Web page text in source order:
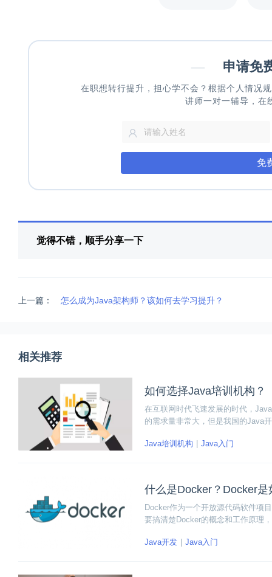
— 申请免
在职想转行提升，担心学不会？根据个人情况
讲师一对一辅导，在
免
觉得不错，顺手分享一下
上一篇： 怎么成为Java架构师？该如何去学习提升？
相关推荐
如何选择Java培训机构？
在互联网时代飞速发展的时代，
的需求量非常大，但是我国的Java
Java培训机构
Java入门
什么是Docker？Docker是
Docker作为一个开放源代码软件项
要搞清楚Docker的概念和工作原理
Java开发 Java入门